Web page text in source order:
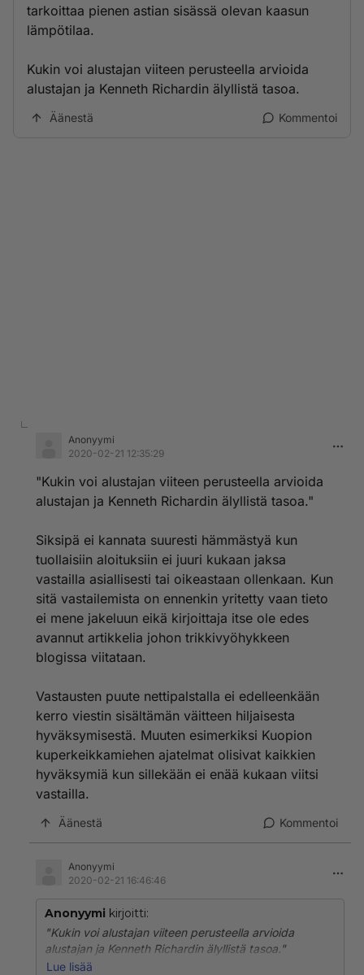
tarkoittaa pienen astian sisässä olevan kaasun
lämpötilaa.
Kukin voi alustajan viiteen perusteella arvioida
alustajan ja Kenneth Richardin älyllistä tasoa.
Äänestä Kommentoi
Anonyymi
2020-02-21 12:35:29
"Kukin voi alustajan viiteen perusteella arvioida
alustajan ja Kenneth Richardin älyllistä tasoa."
Siksipä ei kannata suuresti hämmästyä kun
tuollaisiin aloituksiin ei juuri kukaan jaksa
vastailla asiallisesti tai oikeastaan ollenkaan. Kun
sitä vastailemista on ennenkin yritetty vaan tieto
ei mene jakeluun eikä kirjoittaja itse ole edes
avannut artikkelia johon trikkivyöhykkeen
blogissa viitataan.
Vastausten puute nettipalstalla ei edelleenkään
kerro viestin sisältämän väitteen hiljaisesta
hyväksymisestä. Muuten esimerkiksi Kuopion
kuperkeikkamiehen ajatelmat olisivat kaikkien
hyväksymiä kun sillekään ei enää kukaan viitsi
vastailla.
Äänestä Kommentoi
Anonyymi
2020-02-21 16:46:46
Anonyymi kirjoitti:
"Kukin voi alustajan viiteen perusteella arvioida
alustajan ja Kenneth Richardin älyllistä tasoa."
Lue lisää